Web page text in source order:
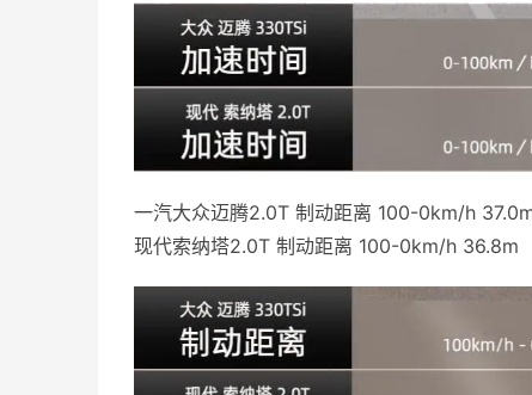
一汽大众迈腾2.0T 制动距离 100-0km/h
现代索纳塔2.0T 制动距离 100-0km/h 36.8m